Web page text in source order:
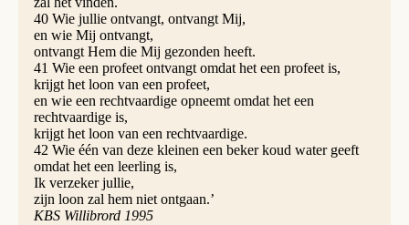
40 Wie jullie ontvangt, ontvangt Mij,
en wie Mij ontvangt,
ontvangt Hem die Mij gezonden heeft.
41 Wie een profeet ontvangt omdat het een profeet is,
krijgt het loon van een profeet,
en wie een rechtvaardige opneemt omdat het een
rechtvaardige is,
krijgt het loon van een rechtvaardige.
42 Wie één van deze kleinen een beker koud water geeft
omdat het een leerling is,
Ik verzeker jullie,
zijn loon zal hem niet ontgaan.’
KBS Willibrord 1995